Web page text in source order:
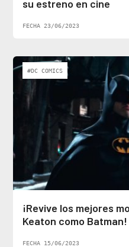
su estreno en cine
FECHA 23/06/2023
#DC COMICS
¡Revive los mejores
Keaton como Batman!
FECHA 15/06/2023